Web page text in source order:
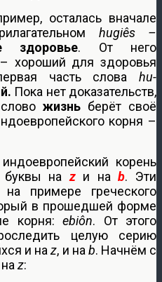
осталась вначале
hugiês –
здоровье. От него
хороший для здоровья
часть слова hu-
Пока нет доказательств,
жизнь берёт своё
корня –
корень
буквы на zи наb. Эти
примере греческого
в прошедшей форме
корня: ebiôn. От этого
целую серию
и наz, и на b. Начнём с
z: